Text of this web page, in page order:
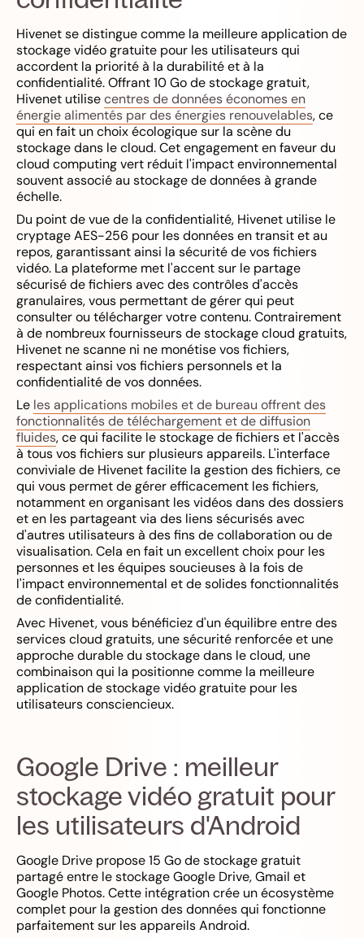
Hivenet se distingue comme la meilleure application de
stockage vidéo gratuite pour les utilisateurs qui
accordent la priorité à la durabilité et à la
confidentialité. Offrant 10 Go de stockage gratuit,
Hivenet utilisecentres de données économes en
énergie alimentés par des énergies renouvelables, ce
qui en fait un choix écologique sur la scène du
stockage dans le cloud. Cet engagement en faveur du
cloud computing vert réduit l'impact environnemental
souvent associé au stockage de données à grande
échelle.
Du point de vue de la confidentialité, Hivenet utilise le
cryptage AES-256 pour les données en transit et au
repos, garantissant ainsi la sécurité de vos fichiers
vidéo. La plateforme met l'accent sur le partage
sécurisé de fichiers avec des contrôles d'accès
granulaires, vous permettant de gérer qui peut
consulter ou télécharger votre contenu. Contrairement
à de nombreux fournisseurs de stockage cloud gratuits,
Hivenet ne scanne ni ne monétise vos fichiers,
respectant ainsi vos fichiers personnels et la
confidentialité de vos données.
Le les applications mobiles et de bureau offrent des
fonctionnalités de téléchargement et de diffusion
fluides, ce qui facilite le stockage de fichiers et l'accès
à tous vos fichiers sur plusieurs appareils. L'interface
conviviale de Hivenet facilite la gestion des fichiers, ce
qui vous permet de gérer efficacement les fichiers,
notamment en organisant les vidéos dans des dossiers
et en les partageant via des liens sécurisés avec
d'autres utilisateurs à des fins de collaboration ou de
visualisation. Cela en fait un excellent choix pour les
personnes et les équipes soucieuses à la fois de
l'impact environnemental et de solides fonctionnalités
de confidentialité.
Avec Hivenet, vous bénéficiez d'un équilibre entre des
services cloud gratuits, une sécurité renforcée et une
approche durable du stockage dans le cloud, une
combinaison qui la positionne comme la meilleure
application de stockage vidéo gratuite pour les
utilisateurs consciencieux.
Google Drive : meilleur
stockage vidéo gratuit pour
les utilisateurs d'Android
Google Drive propose 15 Go de stockage gratuit
partagé entre le stockage Google Drive, Gmail et
Google Photos. Cette intégration crée un écosystème
complet pour la gestion des données qui fonctionne
parfaitement sur les appareils Android.